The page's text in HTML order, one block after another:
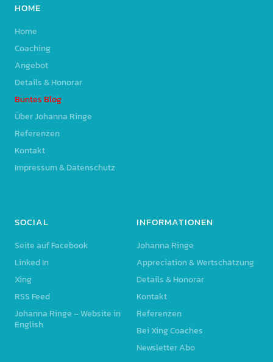
HOME
Home
Coaching
Angebot
Details & Honorar
Buntes Blog
Über Johanna Ringe
Referenzen
Kontakt
Impressum & Datenschutz
SOCIAL
Seite auf Facebook
Linked In
Xing
RSS Feed
Johanna Ringe – Website in
English
INFORMATIONEN
Johanna Ringe
Appreciation & Wertschätzung
Details & Honorar
Kontakt
Referenzen
Bei Xing Coaches
Newsletter Abo